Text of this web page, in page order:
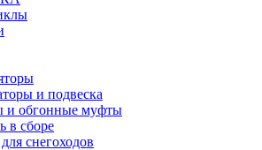
и подвеска
и обгонные муфты
в сборе
снегоходов